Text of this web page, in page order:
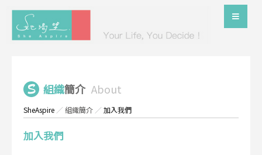
組織簡介 About
SheAspire ／組織簡介 ／加入我們
加入我們